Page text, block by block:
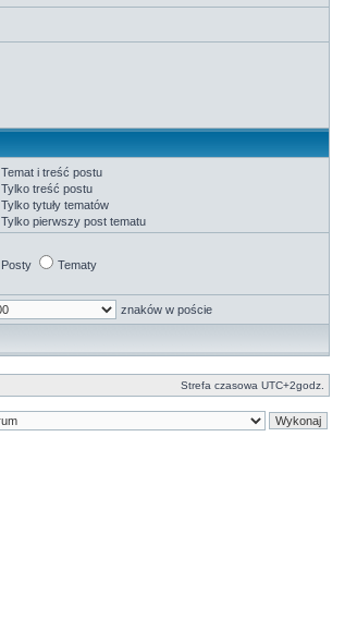
Temat i treść postu
Tylko treść postu
Tylko tytuły tematów
Tylko pierwszy post tematu
Posty Tematy
znaków w poście
Strefa czasowa UTC+2godz.